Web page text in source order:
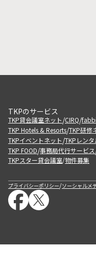
TKPのサービス
TKP貸会議室ネット/CIRQ/
TKP Hotels & Resorts/TKP研修
TKPイベントネット/TKPレン
TKP FOOD/事務局代行サービス
TKPスター貸会議室/物件募集
プライバシーポリシー/ソーシャルメ